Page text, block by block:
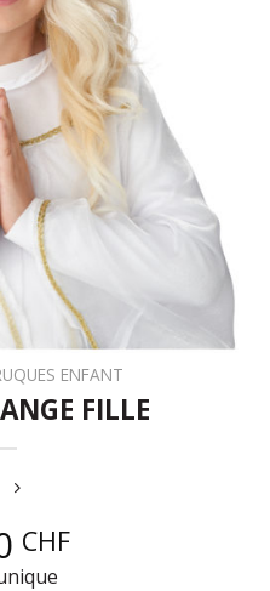
ENFANT
FILLE
CHF